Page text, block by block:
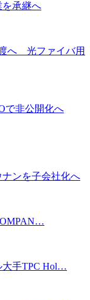
を承継へ
へ 光ファイバ用
で非公開化へ
ンを子会社化へ
大手TPC Hol…